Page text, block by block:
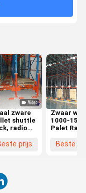
zware
shuttle
radio
prijs
Zwaar
1000-
Palet
Racking
Beste